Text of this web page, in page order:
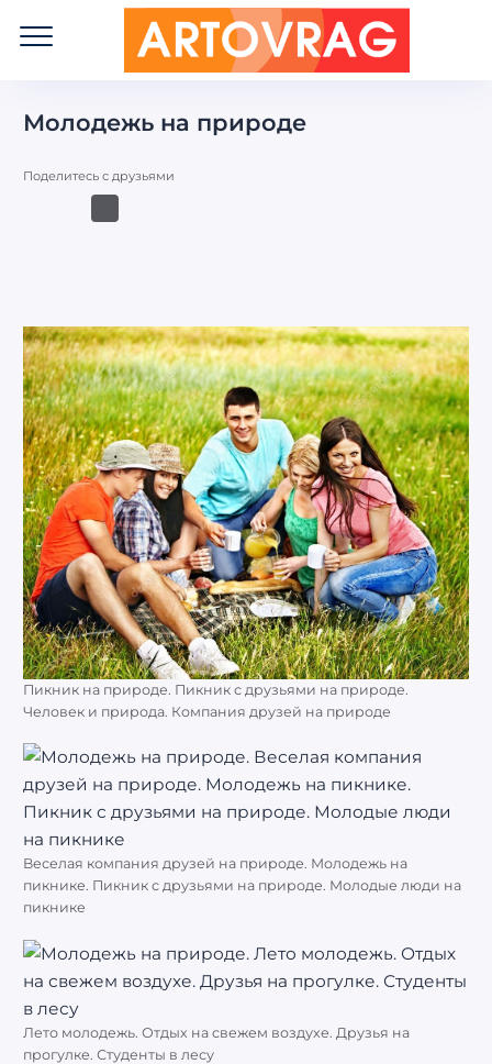
Молодежь на природе
Поделитесь с друзьями
Пикник на природе. Пикник с друзьями на природе.
Человек и природа. Компания друзей на природе
Веселая компания друзей на природе. Молодежь на
пикнике. Пикник с друзьями на природе. Молодые люди на
пикнике
Лето молодежь. Отдых на свежем воздухе. Друзья на
прогулке. Студенты в лесу